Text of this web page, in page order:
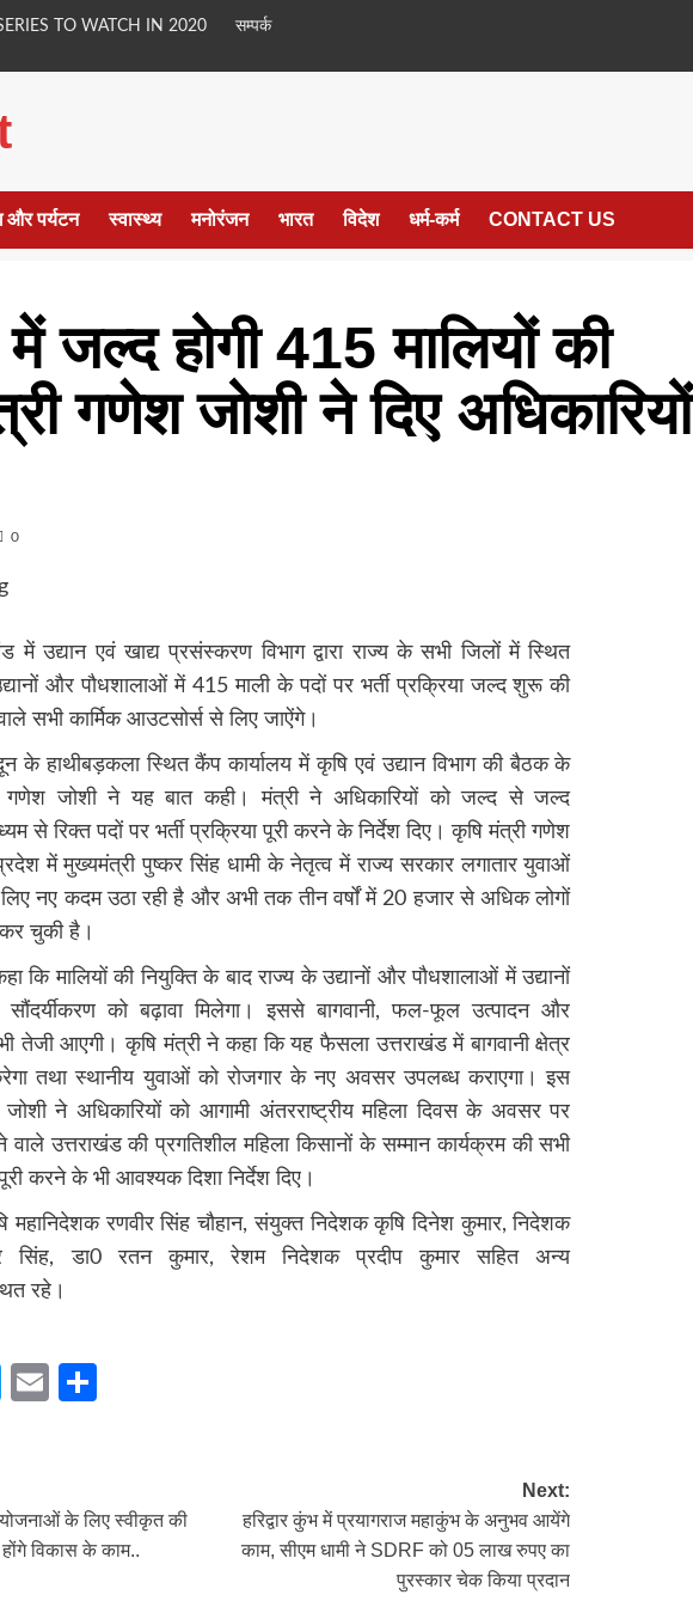
TO WATCH IN 2020 सम्पर्क
और पर्यटन स्वास्थ्य मनोरंजन भारत विदेश धर्म-कर्म CONTACT US
में जल्द होगी 415 मालियों की
गणेश जोशी ने दिए अधिकारियों
0
में उद्यान एवं खाद्य प्रसंस्करण विभाग द्वारा राज्य के सभी जिलों में स्थित
और पौधशालाओं में 415 माली के पदों पर भर्ती प्रक्रिया जल्द शुरू की
सभी कार्मिक आउटसोर्स से लिए जाऐंगे।
के हाथीबड़कला स्थित कैंप कार्यालय में कृषि एवं उद्यान विभाग की बैठक के
गणेश जोशी ने यह बात कही। मंत्री ने अधिकारियों को जल्द से जल्द
से रिक्त पदों पर भर्ती प्रक्रिया पूरी करने के निर्देश दिए। कृषि मंत्री गणेश
में मुख्यमंत्री पुष्कर सिंह धामी के नेतृत्व में राज्य सरकार लगातार युवाओं
नए कदम उठा रही है और अभी तक तीन वर्षों में 20 हजार से अधिक लोगों
चुकी है।
कि मालियों की नियुक्ति के बाद राज्य के उद्यानों और पौधशालाओं में उद्यानों
को बढ़ावा मिलेगा। इससे बागवानी, फल-फूल उत्पादन और
भी तेजी आएगी। कृषि मंत्री ने कहा कि यह फैसला उत्तराखंड में बागवानी क्षेत्र
तथा स्थानीय युवाओं को रोजगार के नए अवसर उपलब्ध कराएगा। इस
जोशी ने अधिकारियों को आगामी अंतरराष्ट्रीय महिला दिवस के अवसर पर
उत्तराखंड की प्रगतिशील महिला किसानों के सम्मान कार्यक्रम की सभी
करने के भी आवश्यक दिशा निर्देश दिए।
रणवीर सिंह चौहान, संयुक्त निदेशक कृषि दिनेश कुमार, निदेशक
सिंह, डा0 रतन कुमार, रेशम निदेशक प्रदीप कुमार सहित अन्य
रहे।
Twitter
Email
योजनाओं के लिए स्वीकृत की
होंगे विकास के काम..
Next:
हरिद्वार कुंभ में प्रयागराज महाकुंभ के अनुभव आयेंगे
काम, सीएम धामी ने SDRF को 05 लाख रुपए का
पुरस्कार चेक किया प्रदान